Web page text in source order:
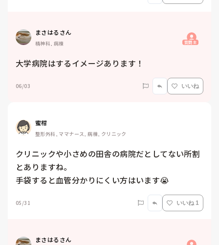
まさはるさん
精神科, 病棟 質問主
大学病院はするイメージあります！
06/03 いいね
蜜柑
整形外科, ママナース, 病棟, クリニック
クリニックや小さめの田舎の病院だとしてない所割
とありますね。
手袋すると血管分かりにくい方はいます😭
05/31 いいね 1
まさはるさん